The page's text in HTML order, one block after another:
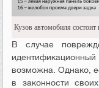
Кузов автомобиля
В случае
возможна. Однако,
в законности